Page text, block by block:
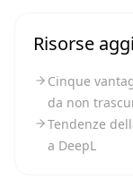
Risorse
Cinque
da non
Tendenze
a DeepL